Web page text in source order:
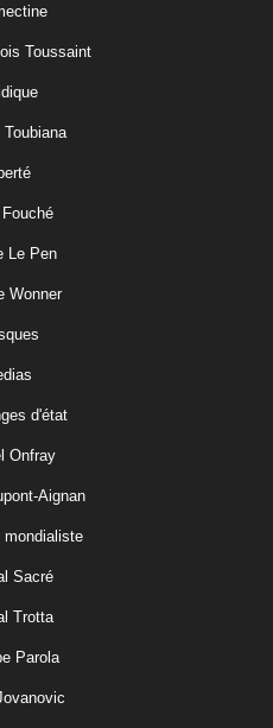
Toussaint
Toubiana
Le Pen
Wonner
d'état
Onfray
Aignan
mondialiste
Sacré
Trotta
Parola